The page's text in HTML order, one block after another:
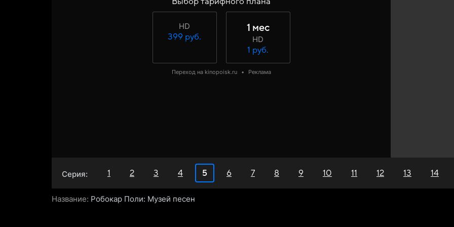
HD
399 руб.
1 мес
HD
1 руб.
Переход на kinopoisk.ru • Реклама
Серия: 1 2 3 4 5 6 7 8 9 10 11 12 13 14
Название: Робокар Поли: Музей песен